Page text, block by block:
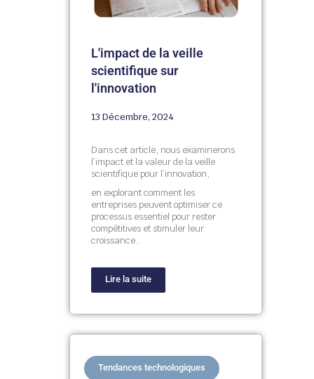
L'impact de la veille
scientifique sur
l'innovation
13 Décembre, 2024
Dans cet article, nous examinerons
l’impact et la valeur de la veille
scientifique pour l’innovation,
en explorant comment les
entreprises peuvent optimiser ce
processus essentiel pour rester
compétitives et stimuler leur
croissance..
Lire la suite
Tendances technologiques